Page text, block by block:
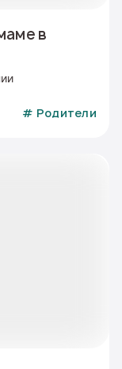
в
# Родители